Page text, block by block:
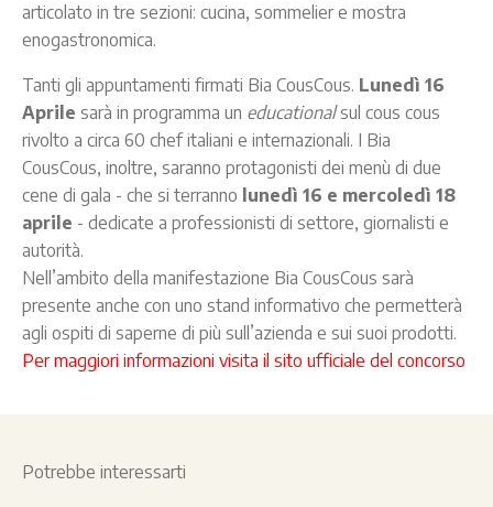
articolato in tre sezioni: cucina, sommelier e mostra
enogastronomica.
Tanti gli appuntamenti firmati Bia CousCous. Lunedì 16
Aprile sarà in programma un educationalsul cous cous
rivolto a circa 60 chef italiani e internazionali. I Bia
CousCous, inoltre, saranno protagonisti dei menù di due
cene di gala - che si terranno lunedì 16 e mercoledì 18
aprile - dedicate a professionisti di settore, giornalisti e
autorità.
Nell’ambito della manifestazione Bia CousCous sarà
presente anche con uno stand informativo che permetterà
agli ospiti di saperne di più sull’azienda e sui suoi prodotti.
Per maggiori informazioni visita il sito ufficiale del concorso
Potrebbe interessarti